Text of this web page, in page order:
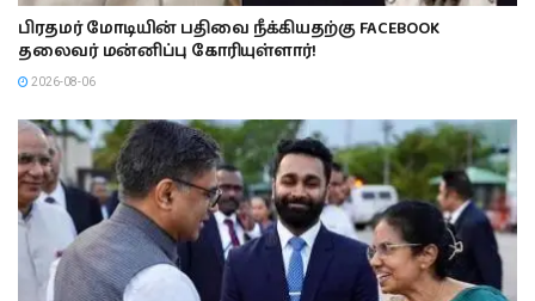
பிரதமர் மோடியின் பதிவை நீக்கியதற்கு FACEBOOK
தலைவர் மன்னிப்பு கோரியுள்ளார்!
2026-08-06